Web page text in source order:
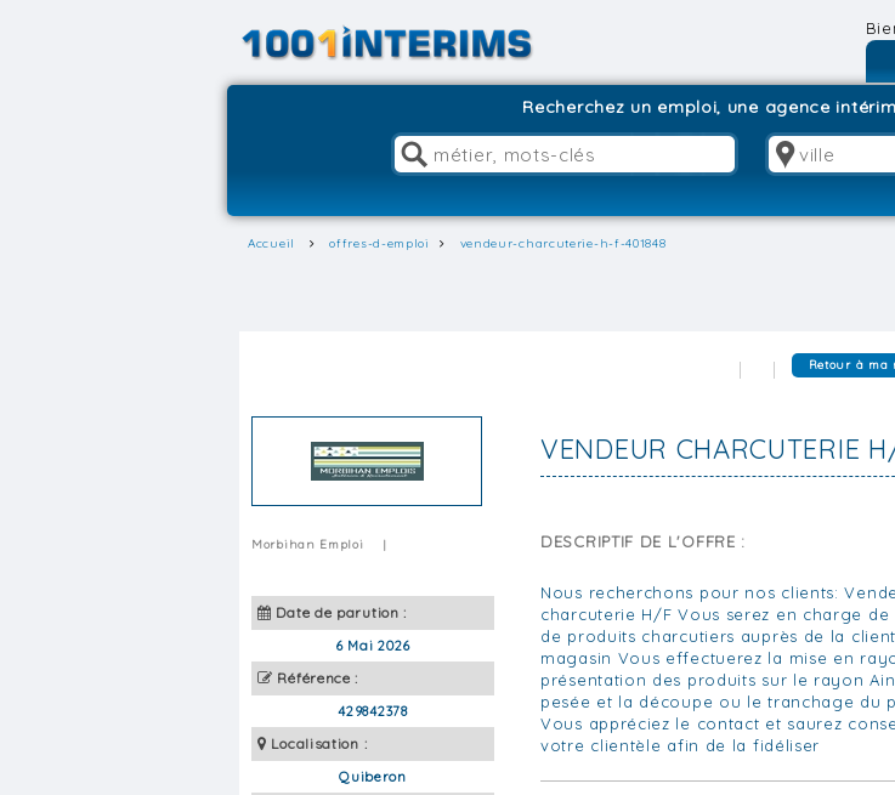
Recherchez un emploi, une agence
Accueil offres-d-emploi vendeur-charcuterie-h-f-401848
Retour à ma
VENDEUR CHARCUTERIE
Morbihan Emploi |
Date de parution :
6 Mai 2026
Référence :
429842378
Localisation :
Quiberon
DESCRIPTIF DE L'OFFRE :
Nous recherchons pour nos clients:
charcuterie H/F Vous serez en charge de
de produits charcutiers auprès de la
magasin Vous effectuerez la mise en
présentation des produits sur le rayon
pesée et la découpe ou le tranchage du
Vous appréciez le contact et saurez
votre clientèle afin de la fidéliser